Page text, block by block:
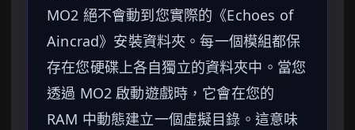
MO2 絕不會動到您實際的《Echoes of
Aincrad》安裝資料夾。每一個模組都保
存在您硬碟上各自獨立的資料夾中。當您
透過 MO2 啟動遊戲時，它會在您的
RAM 中動態建立一個虛擬目錄。這意味